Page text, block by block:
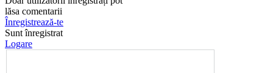
lăsa comentarii
Înregistrează-te
Sunt înregistrat
Logare